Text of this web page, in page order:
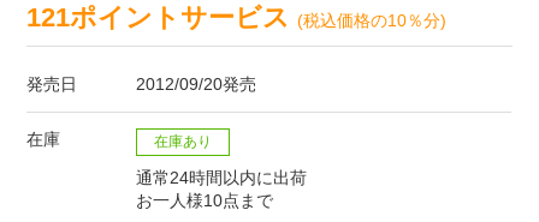
121ポイントサービス(税込価格の10％分)
発売日 2012/09/20発売
在庫 在庫あり
通常24時間以内に出荷
お一人様10点まで